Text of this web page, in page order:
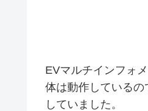
EVマルチインフォ
体は動作している
していました。